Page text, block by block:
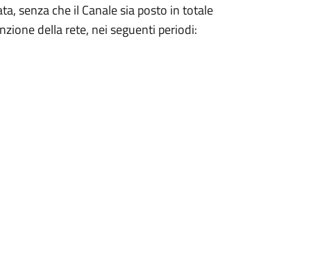
senza che il Canale sia posto in totale
della rete, nei seguenti periodi: